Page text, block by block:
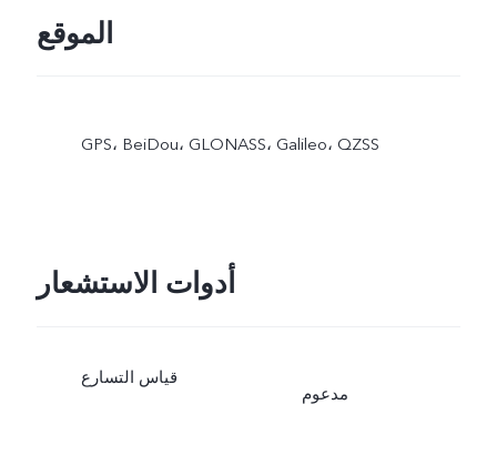
الموقع
GPS،‏ BeiDou،‏ GLONASS،‏ Galileo،‏ QZSS
أدوات الاستشعار
قياس التسارع
مدعوم